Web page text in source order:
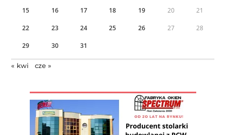
15 16 17 18 19 20 21
22 23 24 25 26 27 28
29 30 31
« kwi cze »